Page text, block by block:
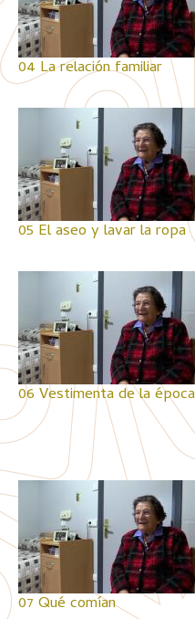
04 La relación familiar
05 El aseo y lavar la ropa
06 Vestimenta de la época
07 Qué comían